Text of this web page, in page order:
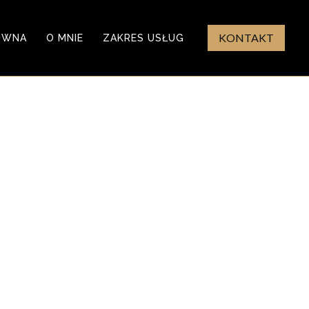
O MNIE ZAKRES USŁUG KONTAKT